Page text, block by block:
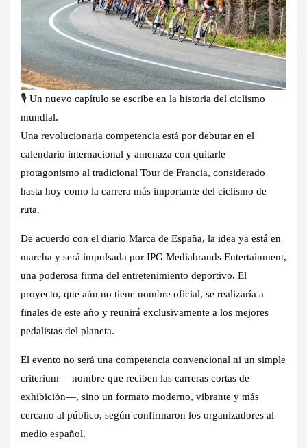
🎙 Un nuevo capítulo se escribe en la historia del ciclismo
mundial.
Una revolucionaria competencia está por debutar en el
calendario internacional y amenaza con quitarle
protagonismo al tradicional Tour de Francia, considerado
hasta hoy como la carrera más importante del ciclismo de
ruta.
De acuerdo con el diario Marca de España, la idea ya está en
marcha y será impulsada por IPG Mediabrands Entertainment,
una poderosa firma del entretenimiento deportivo. El
proyecto, que aún no tiene nombre oficial, se realizaría a
finales de este año y reunirá exclusivamente a los mejores
pedalistas del planeta.
El evento no será una competencia convencional ni un simple
criterium —nombre que reciben las carreras cortas de
exhibición—, sino un formato moderno, vibrante y más
cercano al público, según confirmaron los organizadores al
medio español.